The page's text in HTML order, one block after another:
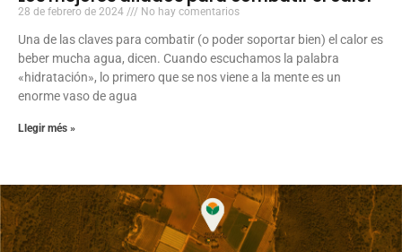
28 de febrero de 2024 No hay comentarios
Una de las claves para combatir (o poder soportar bien) el calor es
beber mucha agua, dicen. Cuando escuchamos la palabra
«hidratación», lo primero que se nos viene a la mente es un
enorme vaso de agua
Llegir més »